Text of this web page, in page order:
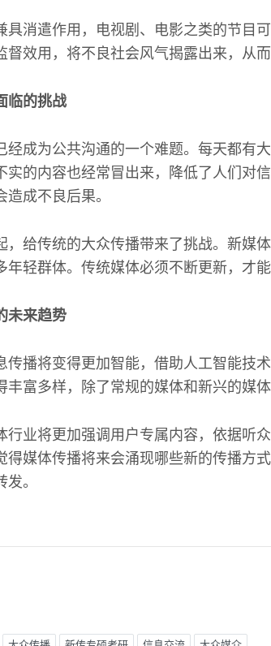
具消遣作用，电视剧、电影之类的节目
督效用，将不良社会风气揭露出来，从
临的挑战
经成为公共沟通的一个难题。每天都有
实的内容也经常冒出来，降低了人们对
造成不良后果。
，给传统的大众传播带来了挑战。新媒
年轻群体。传统媒体必须不断更新，才
未来趋势
传播将变得更加智能，借助人工智能技
丰富多样，除了常规的媒体和新兴的媒
行业将更加强调用户专属内容，依据听
得媒体传播将来会涌现哪些新的传播方
。